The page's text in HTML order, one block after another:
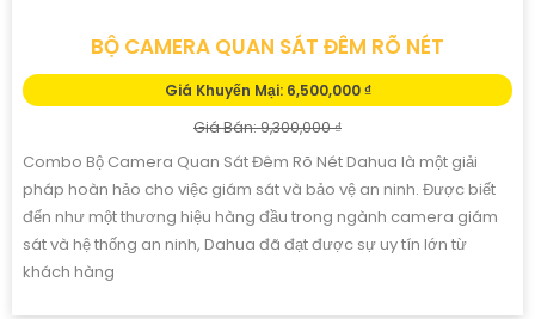
BỘ CAMERA QUAN SÁT ĐÊM RÕ NÉT
Giá Khuyến Mại: 6,500,000 ₫
Giá Bán: 9,300,000 ₫
Combo Bộ Camera Quan Sát Đêm Rõ Nét Dahua là một giải
pháp hoàn hảo cho việc giám sát và bảo vệ an ninh. Được biết
đến như một thương hiệu hàng đầu trong ngành camera giám
sát và hệ thống an ninh, Dahua đã đạt được sự uy tín lớn từ
khách hàng